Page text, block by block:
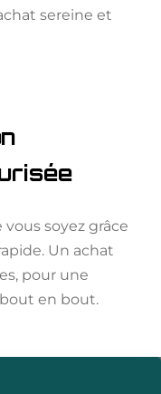
sereine et
soyez grâce
Un achat
pour une
en bout.